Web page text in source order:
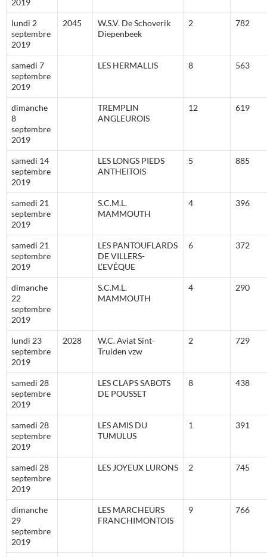
2019
lundi 2
septembre
2019
2045
W.S.V. De Schoverik
Diepenbeek
2 782
samedi 7
septembre
2019
LES HERMALLIS 8 563
dimanche
8
septembre
2019
TREMPLIN
ANGLEUROIS
12 619
samedi 14
septembre
2019
LES LONGS PIEDS
ANTHEITOIS
5 885
samedi 21
septembre
2019
S.C.M.L.
MAMMOUTH
4 396
samedi 21
septembre
2019
LES PANTOUFLARDS
DE VILLERS-
L’EVÊQUE
6 372
dimanche
22
septembre
2019
S.C.M.L.
MAMMOUTH
4 290
lundi 23
septembre
2019
2028
W.C. Aviat Sint-
Truiden vzw
2 729
samedi 28
septembre
2019
LES CLAPS SABOTS
DE POUSSET
8 438
samedi 28
septembre
2019
LES AMIS DU
TUMULUS
1 391
samedi 28
septembre
2019
LES JOYEUX LURONS 2 745
dimanche
29
septembre
2019
LES MARCHEURS
FRANCHIMONTOIS
9 766